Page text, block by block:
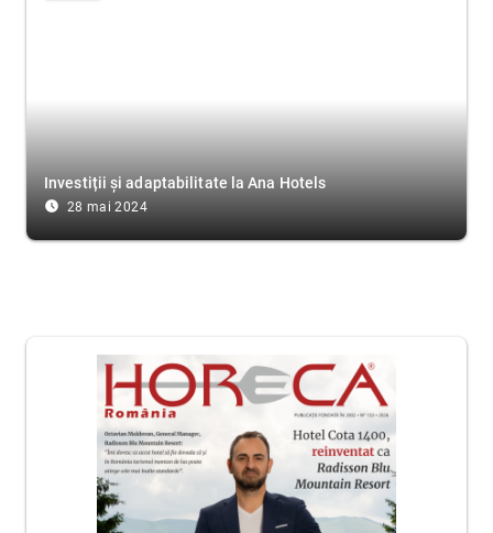
Investiții și adaptabilitate la Ana Hotels
access_time_filled 28 mai 2024